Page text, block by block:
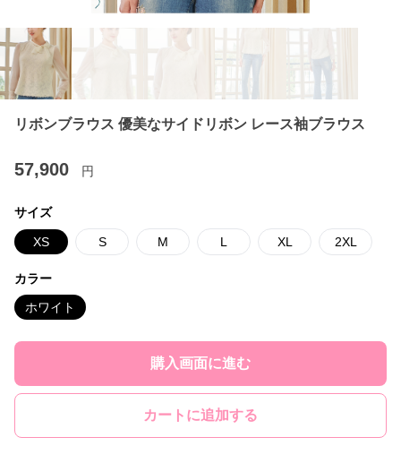
リボンブラウス 優美なサイドリボン レース袖ブラウス
57,900 円
サイズ
XS S M L XL 2XL
カラー
ホワイト
購入画面に進む
カートに追加する